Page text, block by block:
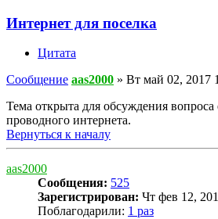
Интернет для поселка
Цитата
Сообщение aas2000 » Вт май 02, 2017
Тема открыта для обсуждения вопроса
проводного интернета.
Вернуться к началу
aas2000
Сообщения: 525
Зарегистрирован: Чт фев 12,
Поблагодарили: 1 раз